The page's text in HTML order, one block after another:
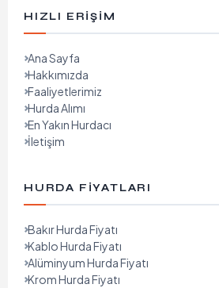
HIZLI ERIŞIM
Ana Sayfa
Hakkımızda
Faaliyetlerimiz
Hurda Alımı
En Yakın Hurdacı
İletişim
HURDA FIYATLARI
Bakır Hurda Fiyatı
Kablo Hurda Fiyatı
Alüminyum Hurda Fiyatı
Krom Hurda Fiyatı